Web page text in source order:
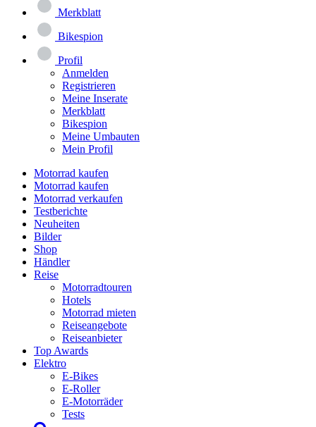
Merkblatt
Bikespion
Profil
Anmelden
Registrieren
Meine Inserate
Merkblatt
Bikespion
Meine Umbauten
Mein Profil
Motorrad kaufen
Motorrad kaufen
Motorrad verkaufen
Testberichte
Neuheiten
Bilder
Shop
Händler
Reise
Motorradtouren
Hotels
Motorrad mieten
Reiseangebote
Reiseanbieter
Top Awards
Elektro
E-Bikes
E-Roller
E-Motorräder
Tests